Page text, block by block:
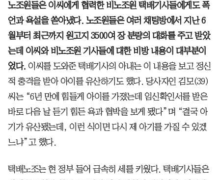
노조원들은 이씨에게 협력한 비노조원 택배기사들에게도 폭
언과 욕설을 쏟아냈다. 노조원들은 여러 채팅방에서 지난 6
월부터 최근까지 원고지 3500여 장 분량의 대화를 주고 받았
는데 이씨와 비노조원 기사들에 대한 비방 내용이 대부분이
었다. 이씨를 도와준 택배기사의 아내는 이 내용을 보고 정신
적 충격을 받아 아이를 유산하기도 했다. 당사자인 김모(39)
씨는 “6년 만에 힘들게 아이를 가졌는데 임신확인서를 받은
바로 다음 날 듣기 힘든 욕과 협박을 보게 됐다”며 “결국 아
기가 유산됐는데, 이런 식이면 다시 제 아기를 가질 수 있겠
느냐”고 했다.
택배노조는 현 정부 들어 급속히 세를 키웠다. 택배기사들은